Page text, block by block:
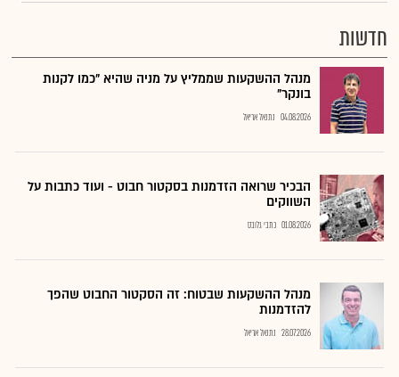
חדשות
מנהל ההשקעות שממליץ על מניה שהיא "כמו לקנות
בונקר"
04.08.2026 נתנאל אריאל
הבכיר שרואה הזדמנות בסקטור חבוט - ועוד כתבות על
השווקים
01.08.2026 כתבי גלובס
מנהל ההשקעות שבטוח: זה הסקטור החבוט שהפך
להזדמנות
28.07.2026 נתנאל אריאל